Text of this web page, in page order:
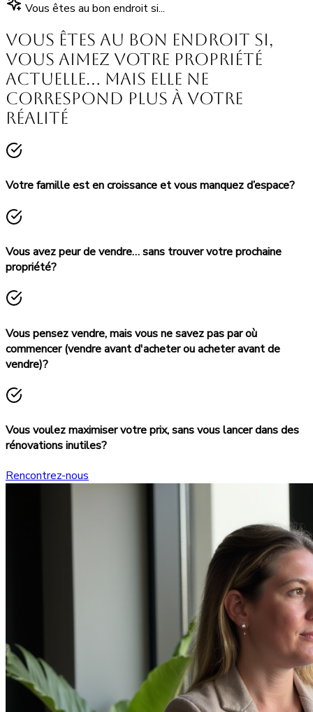
Vous êtes au bon endroit si...
Vous êtes au bon endroit si,
vous aimez votre propriété
actuelle… mais elle ne
correspond plus à votre
réalité
Votre famille est en croissance et vous manquez d’espace?
Vous avez peur de vendre… sans trouver votre prochaine
propriété?
Vous pensez vendre, mais vous ne savez pas par où
commencer (vendre avant d'acheter ou acheter avant de
vendre)?
Vous voulez maximiser votre prix, sans vous lancer dans des
rénovations inutiles?
Rencontrez-nous